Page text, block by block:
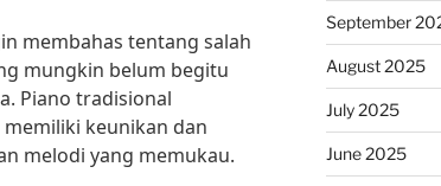
membahas tentang salah
mungkin belum begitu
Piano tradisional
keunikan dan
melodi yang memukau.
September
August 2025
July 2025
June 2025